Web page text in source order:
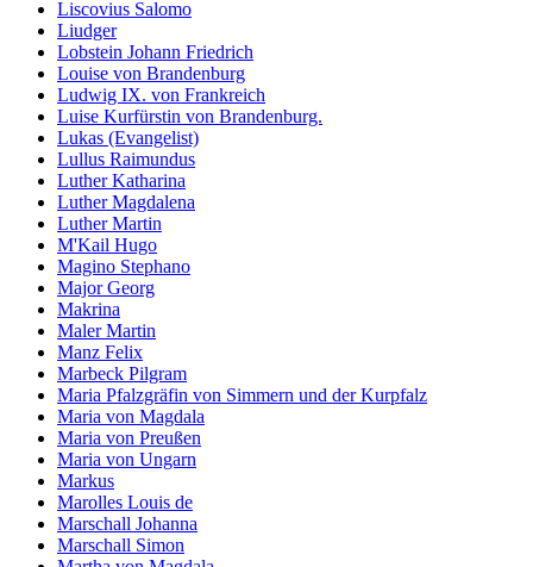
Liscovius Salomo
Liudger
Lobstein Johann Friedrich
Louise von Brandenburg
Ludwig IX. von Frankreich
Luise Kurfürstin von Brandenburg.
Lukas (Evangelist)
Lullus Raimundus
Luther Katharina
Luther Magdalena
Luther Martin
M'Kail Hugo
Magino Stephano
Major Georg
Makrina
Maler Martin
Manz Felix
Marbeck Pilgram
Maria Pfalzgräfin von Simmern und der Kurpfalz
Maria von Magdala
Maria von Preußen
Maria von Ungarn
Markus
Marolles Louis de
Marschall Johanna
Marschall Simon